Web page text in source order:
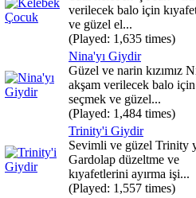
verilecek balo için
ve güzel el...
(Played: 1,635 times)
Nina'yı Giydir
Güzel ve narin kızımız
akşam verilecek balo
seçmek ve güzel...
(Played: 1,484 times)
Trinity'i Giydir
Sevimli ve güzel Trinity
Gardolap düzeltme ve
kıyafetlerini ayırma işi...
(Played: 1,557 times)